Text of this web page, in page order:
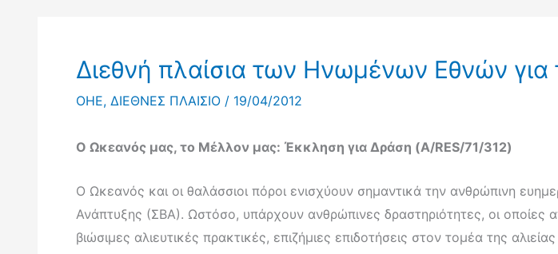
Διεθνή πλαίσια των Ηνωμένων Εθνών για
OHE, ΔΙΕΘΝΕΣ ΠΛΑΙΣΙΟ / 19/04/2012
Ο Ωκεανός μας, το Μέλλον μας: Έκκληση για Δράση (A/RES/71/312)
Ο Ωκεανός και οι θαλάσσιοι πόροι ενισχύουν σημαντικά την ανθρώπινη
Ανάπτυξης (ΣΒΑ). Ωστόσο, υπάρχουν ανθρώπινες δραστηριότητες, οι οποίες
βιώσιμες αλιευτικές πρακτικές, επιζήμιες επιδοτήσεις στον τομέα της